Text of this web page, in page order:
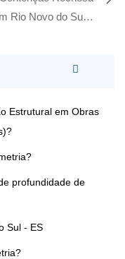
Rio Novo do Sul –
Estrutural em Obras
profundidade de
Sul - ES